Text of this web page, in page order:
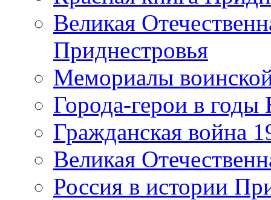
Великая
Приднестровья
Мемориалы
Города-герои в
Гражданская война
Великая
Россия в истории